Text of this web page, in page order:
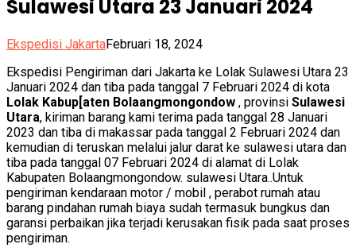
Sulawesi Utara 23 Januari 2024
Ekspedisi JakartaFebruari 18, 2024
Ekspedisi Pengiriman dari Jakarta ke Lolak Sulawesi Utara 23
Januari 2024 dan tiba pada tanggal 7 Februari 2024 di kota
Lolak Kabup[aten Bolaangmongondow , provinsi Sulawesi
Utara, kiriman barang kami terima pada tanggal 28 Januari
2023 dan tiba di makassar pada tanggal 2 Februari 2024 dan
kemudian di teruskan melalui jalur darat ke sulawesi utara dan
tiba pada tanggal 07 Februari 2024 di alamat di Lolak
Kabupaten Bolaangmongondow. sulawesi Utara..Untuk
pengiriman kendaraan motor / mobil , perabot rumah atau
barang pindahan rumah biaya sudah termasuk bungkus dan
garansi perbaikan jika terjadi kerusakan fisik pada saat proses
pengiriman.